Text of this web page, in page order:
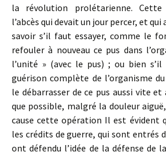
la révolution prolétarienne.
l’abcès qui devait un jour percer, et qui
savoir s’il faut essayer, comme le
refouler à nouveau ce pus dans
l’unité » (avec le pus) ; ou bien
guérison complète de l’organisme
le débarrasser de ce pus aussi vite
que possible, malgré la douleur
cause cette opération Il est évident
les crédits de guerre, qui sont entrés
ont défendu l’idée de la défense de